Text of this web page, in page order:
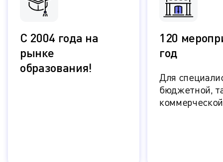
С 2004 года на
рынке
образования!
120
год
Для
бюджетной,